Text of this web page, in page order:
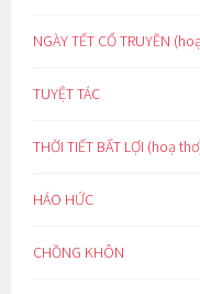
NGÀY TẾT CỔ TRUYỀN
TUYỆT TÁC
THỜI TIẾT BẤT LỢI (hoạ
HÁO HỨC
CHỒNG KHÔN